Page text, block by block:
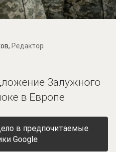
Редактор
Залужного
в Европе
в предпочитаемые
Google